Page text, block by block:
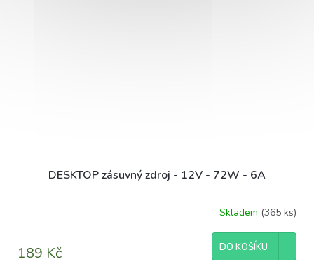
DESKTOP zásuvný zdroj - 12V - 72W - 6A
Skladem (365 ks)
189 Kč DO KOŠÍKU